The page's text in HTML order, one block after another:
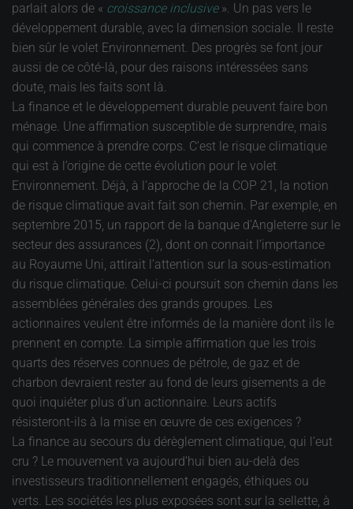
parlait alors de « croissance inclusive». Un pas vers le
développement durable, avec la dimension sociale. Il reste
bien sûr le volet Environnement. Des progrès se font jour
aussi de ce côté-là, pour des raisons intéressées sans
doute, mais les faits sont là.
La finance et le développement durable peuvent faire bon
ménage. Une affirmation susceptible de surprendre, mais
qui commence à prendre corps. C’est le risque climatique
qui est à l’origine de cette évolution pour le volet
Environnement. Déjà, à l’approche de la COP 21, la notion
de risque climatique avait fait son chemin. Par exemple, en
septembre 2015, un rapport de la banque d’Angleterre sur le
secteur des assurances (2), dont on connait l’importance
au Royaume Uni, attirait l’attention sur la sous-estimation
du risque climatique. Celui-ci poursuit son chemin dans les
assemblées générales des grands groupes. Les
actionnaires veulent être informés de la manière dont ils le
prennent en compte. La simple affirmation que les trois
quarts des réserves connues de pétrole, de gaz et de
charbon devraient rester au fond de leurs gisements a de
quoi inquiéter plus d’un actionnaire. Leurs actifs
résisteront-ils à la mise en œuvre de ces exigences ?
La finance au secours du dérèglement climatique, qui l’eut
cru ? Le mouvement va aujourd’hui bien au-delà des
investisseurs traditionnellement engagés, éthiques ou
verts. Les sociétés les plus exposées sont sur la sellette, à